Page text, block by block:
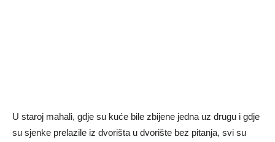
U staroj mahali, gdje su kuće bile zbijene jedna uz drugu i gdje
su sjenke prelazile iz dvorišta u dvorište bez pitanja, svi su